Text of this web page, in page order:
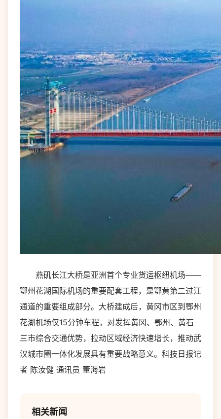
燕矶长江大桥是亚洲首个专业货运枢纽机场——
鄂州花湖国际机场的重要配套工程，是鄂黄第二过江
通道的重要组成部分。大桥建成后，黄冈市区到鄂州
花湖机场仅15分钟车程，对发挥黄冈、鄂州、黄石
三市综合交通优势，拉动区域经济快速增长，推动武
汉城市圈一体化发展具有重要战略意义。科技日报记
者 陈汝健 通讯员 董海岩
相关新闻